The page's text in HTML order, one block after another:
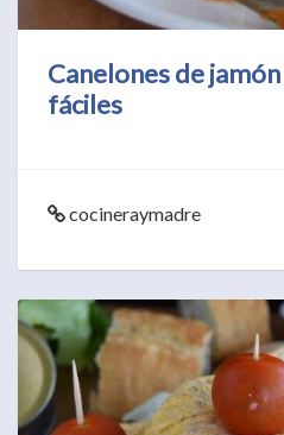
Canelones de
fáciles
cocineraymadre